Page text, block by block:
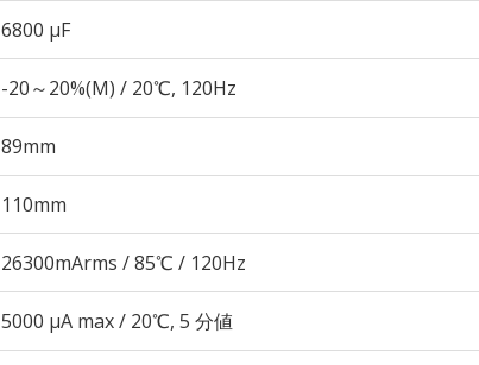
6800 µF
-20～20%(M) / 20℃, 120Hz
89mm
110mm
26300mArms / 85℃ / 120Hz
5000 μA max / 20℃, 5 分値